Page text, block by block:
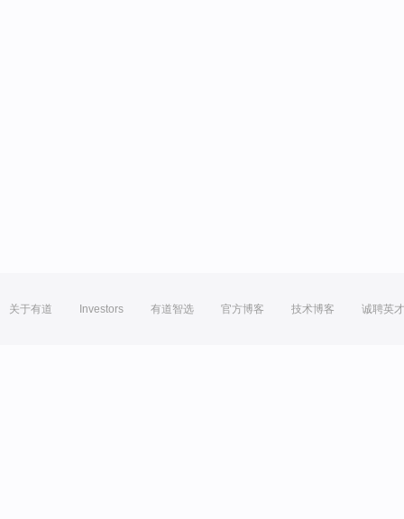
关于有道 Investors 有道智选 官方博客 技术博客 诚聘英才